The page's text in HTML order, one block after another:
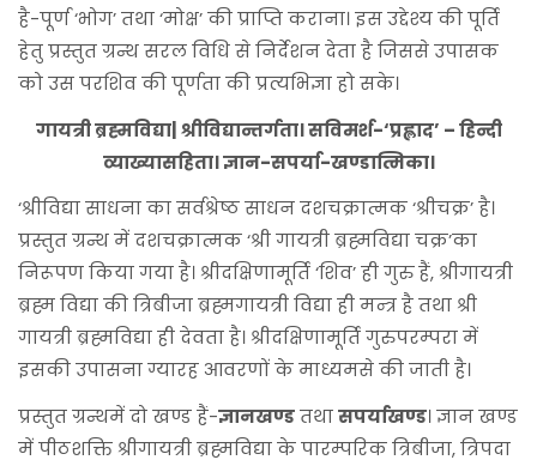
है-पूर्ण ‘भोग’ तथा ‘मोक्ष’ की प्राप्ति कराना। इस उद्देश्य की पूर्ति
हेतु प्रस्तुत ग्रन्थ सरल विधि से निर्देशन देता है जिससे उपासक
को उस परशिव की पूर्णता की प्रत्यभिज्ञा हो सके।
गायत्री ब्रह्मविद्या| श्रीविद्यान्तर्गता। सविमर्श-‘प्रह्लाद’ – हिन्दी
व्याख्यासहिता। ज्ञान-सपर्या-खण्डात्मिका।
‘श्रीविद्या साधना का सर्वश्रेष्ठ साधन दशचक्रात्मक ‘श्रीचक्र’ है।
प्रस्तुत ग्रन्थ में दशचक्रात्मक ‘श्री गायत्री ब्रह्मविद्या चक्र’का
निरूपण किया गया है। श्रीदक्षिणामूर्ति ‘शिव’ ही गुरु हैं, श्रीगायत्री
ब्रह्म विद्या की त्रिबीजा ब्रह्मगायत्री विद्या ही मन्त्र है तथा श्री
गायत्री ब्रह्मविद्या ही देवता है। श्रीदक्षिणामूर्ति गुरुपरम्परा में
इसकी उपासना ग्यारह आवरणों के माध्यमसे की जाती है।
प्रस्तुत ग्रन्थमें दो खण्ड हैं-ज्ञानखण्डतथासपर्याखण्ड। ज्ञान खण्ड
में पीठशक्ति श्रीगायत्री ब्रह्मविद्या के पारम्परिक त्रिबीजा, त्रिपदा